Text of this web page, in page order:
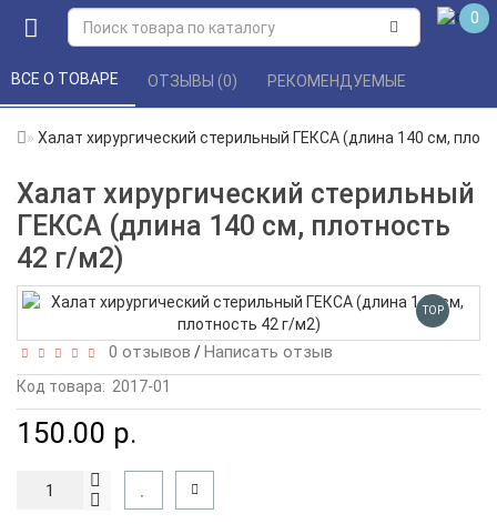
0
Халат хирургический стерильный ГЕКСА (длина 140 см,
Халат хирургический стерильный
ГЕКСА (длина 140 см, плотность
42 г/м2)
ВСЕ О ТОВАРЕ ОТЗЫВЫ (0) РЕКОМЕНДУЕМЫЕ
TOP
0 отзывов /Написать отзыв
Код товара: 2017-01
150.00 р.